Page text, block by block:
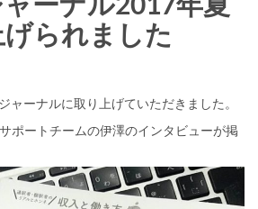
られました
ャーナルに取り上げていただきました。
ポートチームの伊澤のインタビューが掲